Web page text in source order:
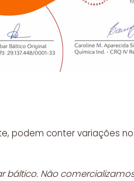
podem conter variações
báltico. Não